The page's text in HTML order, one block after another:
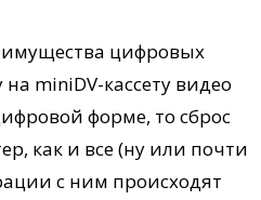
цифровых
miniDV-кассету видео
форме, то сброс
как и все (ну или почти
с ним происходят